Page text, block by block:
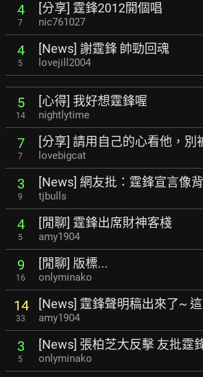
4
7
[分享] 霆鋒2012開個唱
nic761027
4
5
[News] 謝霆鋒 帥勁回魂
lovejill2004
5
14
[心得] 我好想霆鋒喔
nightlytime
7
7
[分享] 請用自己的心看他，別
lovebigcat
3
9
[News] 網友批：霆鋒宣言像
tjbulls
4
5
[閒聊] 霆鋒出席財神客棧
amy1904
9
16
[閒聊] 版標...
onlyminako
14
33
[News] 霆鋒聲明稿出來了~
amy1904
3
5
[News] 張柏芝大反擊 友批霆
onlyminako